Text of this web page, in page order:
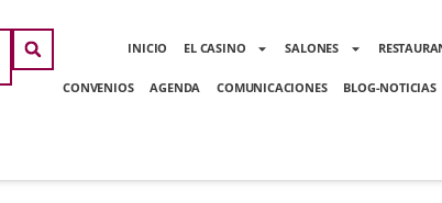
INICIO EL CASINO SALONES
CONVENIOS AGENDA COMUNICACIONES BLOG-NOTICIAS